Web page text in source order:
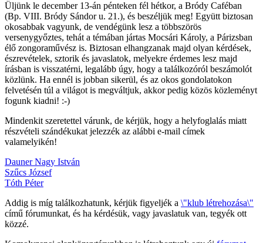
Üljünk le december 13-án pénteken fél hétkor, a Bródy Caféban
(Bp. VIII. Bródy Sándor u. 21.), és beszéljük meg! Együtt biztosan
okosabbak vagyunk, de vendégünk lesz a többszörös
versenygyőztes, tehát a témában jártas Mocsári Károly, a Párizsban
élő zongoraművész is. Biztosan elhangzanak majd olyan kérdések,
észrevételek, sztorik és javaslatok, melyekre érdemes lesz majd
írásban is visszatérni, legalább úgy, hogy a találkozóról beszámolót
közlünk. Ha ennél is jobban sikerül, és az okos gondolatokon
felvetésén túl a világot is megváltjuk, akkor pedig közös közleményt
fogunk kiadni! :-)
Mindenkit szeretettel várunk, de kérjük, hogy a helyfoglalás miatt
részvételi szándékukat jelezzék az alábbi e-mail címek
valamelyikén!
Dauner Nagy István
Szűcs József
Tóth Péter
Addig is míg találkozhatunk, kérjük figyeljék a \"klub létrehozása\"
című fórumunkat, és ha kérdésük, vagy javaslatuk van, tegyék ott
közzé.